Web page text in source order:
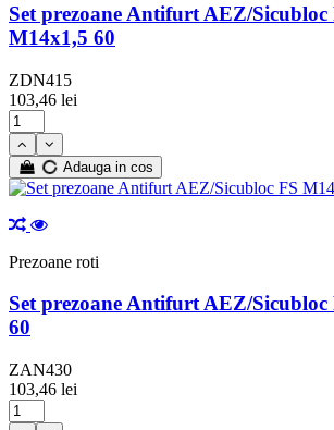
Set prezoane Antifurt AEZ/
M14x1,5 60
ZDN415
103,46 lei
Adauga in cos
Prezoane roti
Set prezoane Antifurt AEZ/
60
ZAN430
103,46 lei